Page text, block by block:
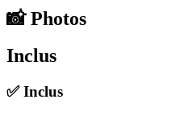
📸Photos
Inclus
✅Inclus